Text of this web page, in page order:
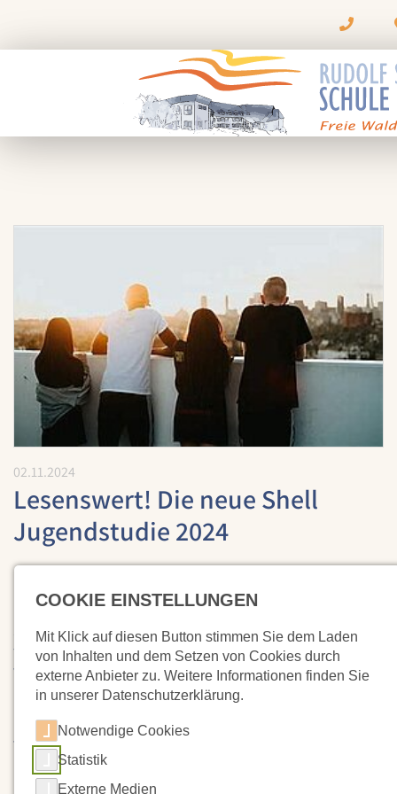
02.11.2024
Lesenswert! Die neue Shell
Jugendstudie 2024
Über die Shell Jugendstudie
Mit der 19. Ausgabe der Shell Jugendstudie wird DAS
Standardwerk der Jugendforschung in Deutschland
fortgeschrieben. Sie bietet eine Kontinuität in der
wissenschaftlichen Langzeituntersu­chung jugendlicher
Lebenswelten, die ihresgleichen sucht.
Die 19. Shell Jugendstudie zeichnet ein lebendiges Bild davon,
wie Jugendliche die aktuellen Herausforderungen und Krisen
unserer Welt wahrnehmen: Sehr besorgt, aber pragmatisch
und optimistisch zukunftsgewandt.
COOKIE EINSTELLUNGEN
Mit Klick auf diesen Button stimmen Sie dem Laden
von Inhalten und dem Setzen von Cookies durch
externe Anbieter zu. Weitere Informationen finden Sie
in unserer Datenschutzerklärung.
Notwendige Cookies
Statistik
Externe Medien